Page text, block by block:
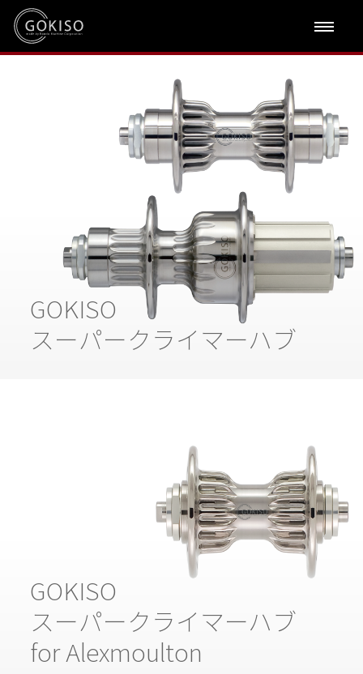
GOKISO
スーパークライマーハブ
GOKISO
スーパークライマーハブ
for Alexmoulton